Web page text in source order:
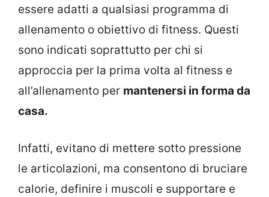
essere adatti a qualsiasi programma di
allenamento o obiettivo di fitness. Questi
sono indicati soprattutto per chi si
approccia per la prima volta al fitness e
all’allenamento per mantenersi in forma da
casa.
Infatti, evitano di mettere sotto pressione
le articolazioni, ma consentono di bruciare
calorie, definire i muscoli e supportare e